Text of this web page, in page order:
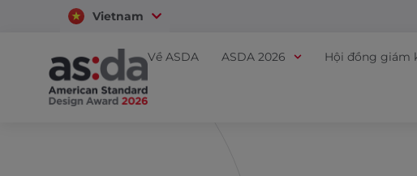
Vietnam
Thailand
Về ASDA ASDA 2026 Hội đồng giám